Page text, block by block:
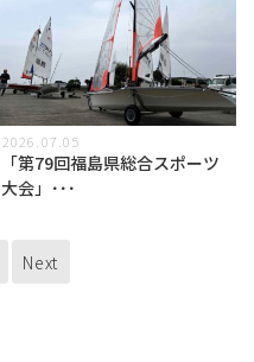
2026.07.05
「第79回福島県総合スポーツ
大会」･･･
Next